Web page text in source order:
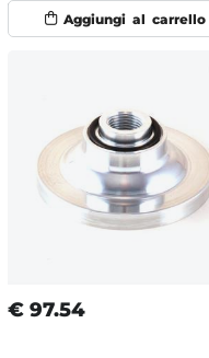
€ 97.54